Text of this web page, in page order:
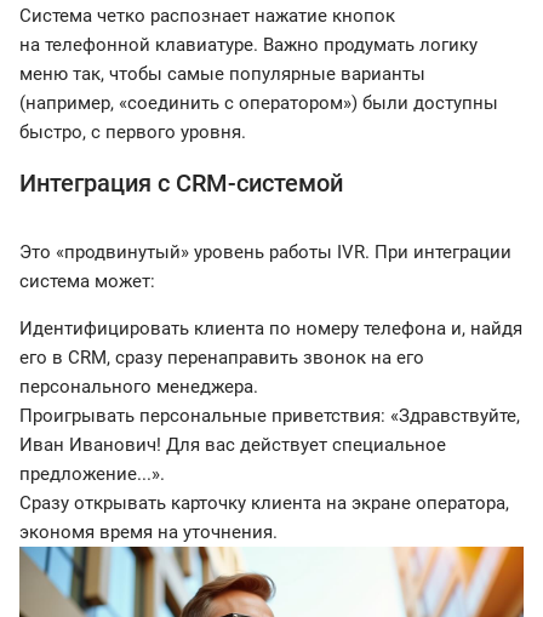
Система четко распознает нажатие кнопок
на телефонной клавиатуре. Важно продумать логику
меню так, чтобы самые популярные варианты
(например, «соединить с оператором») были доступны
быстро, с первого уровня.
Интеграция с CRM-системой
Это «продвинутый» уровень работы IVR. При интеграции
система может:
Идентифицировать клиента по номеру телефона и, найдя
его в CRM, сразу перенаправить звонок на его
персонального менеджера.
Проигрывать персональные приветствия: «Здравствуйте,
Иван Иванович! Для вас действует специальное
предложение...».
Сразу открывать карточку клиента на экране оператора,
экономя время на уточнения.